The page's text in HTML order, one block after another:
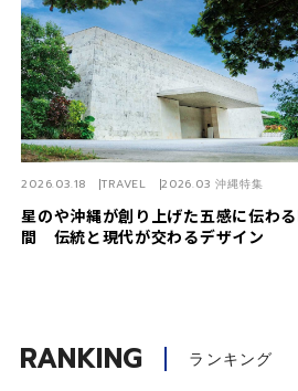
星のや沖縄が創り上げた五感に伝わ
間 伝統と現代が交わるデザイン
2026.03.18 TRAVEL 2026.03 沖縄特集
RANKING ランキング